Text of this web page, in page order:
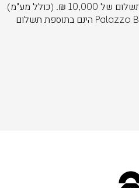
Southern Star הינם בתוספת תשלום של 10,000 ₪. (כולל מע"מ)
* ריפודי Sepia Brown ו- Palazzo Beige הינם בתוספת תשלום